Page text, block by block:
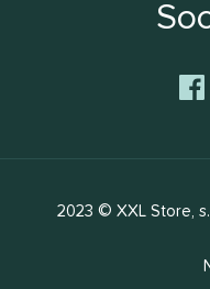
2023 © XXL Store,